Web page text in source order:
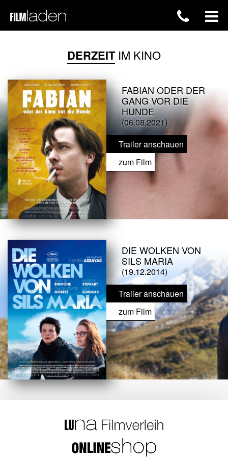
DERZEITIM KINO
FABIAN ODER DER
GANG VOR DIE
HUNDE
(06.08.2021)
Trailer anschauen
zum Film
DIE WOLKEN VON
SILS MARIA
(19.12.2014)
Trailer anschauen
zum Film